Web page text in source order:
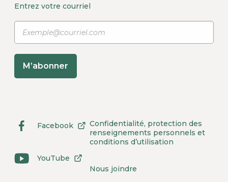
Facebook
Lien
site.
Cet
Ce
dans
une
YouTube
Lien
Ce
Confidentialité, protection des
renseignements personnels et
conditions d’utilisation
Nous joindre
Entrez votre courriel
M’abonner